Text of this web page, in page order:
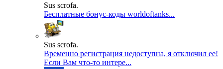
Sus scrofa.
Бесплатные бонус-коды worldoftanks...
Sus scrofa.
Временно регистрация недоступна, я отключил ее!
Если Вам что-то интере...